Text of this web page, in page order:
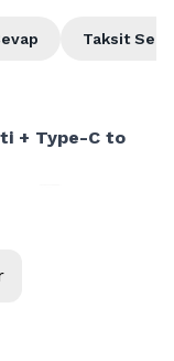
Taksit
+ Type-C to